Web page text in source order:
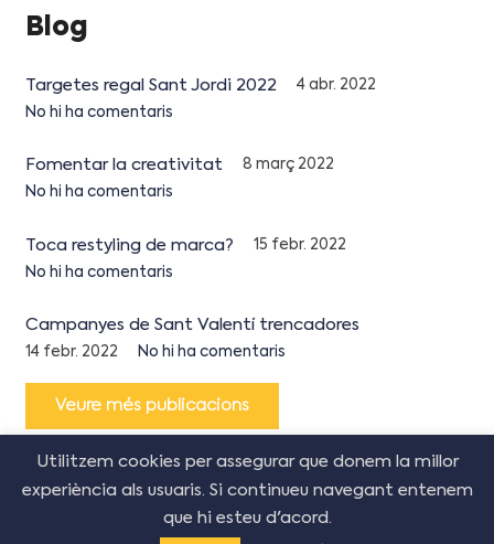
Blog
Targetes regal Sant Jordi 2022
4 abr. 2022
No hi ha comentaris
Fomentar la creativitat
8 març 2022
No hi ha comentaris
Toca restyling de marca?
15 febr. 2022
No hi ha comentaris
Campanyes de Sant Valentí trencadores
14 febr. 2022 No hi ha comentaris
Veure més publicacions
© Copyright Creative Corner Agency
Utilitzem cookies per assegurar que donem la millor
experiència als usuaris. Si continueu navegant entenem
que hi esteu d'acord.